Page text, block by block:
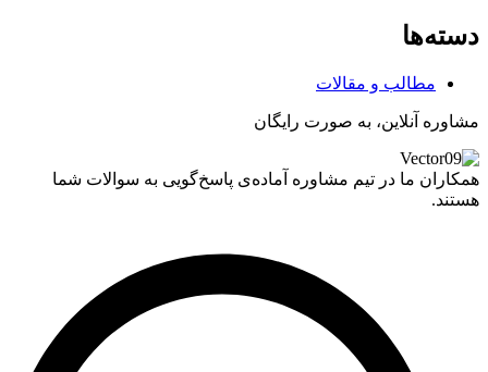
دسته‌ها
مطالب و مقالات
مشاوره آنلاین، به صورت رایگان
همکاران ما در تیم مشاوره آماده‌ی پاسخ‌گویی به سوالات شما
هستند.